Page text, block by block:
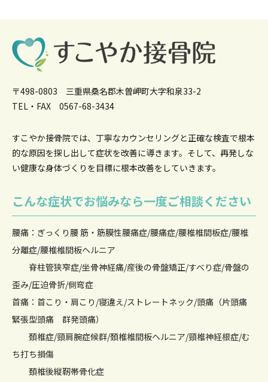
〒498-0803 三重県桑名郡木曽岬町大字和泉33-2
TEL・FAX 0567-68-3434
すこやか接骨院では、丁寧なカウンセリングと正確な検査で根本
的な原因を探し出して症状を改善に導きます。そして、再発しな
い健康な身体づくりを目標に根本改善をしていきます。
こんな症状でお悩みなら一度ご相談ください
腰痛：ぎっくり腰 筋・筋膜性腰痛症/腰痛症/腰椎椎間板症/腰椎
分離症/腰椎椎間板ヘルニア
脊柱管狭窄症/坐骨神経痛/産後の骨盤矯正/すべり症/骨盤の
歪み/圧迫骨折/側弯症
首痛：首こり・肩こり/寝違え/ストレートネック/頭痛（片頭痛
緊張型頭痛 群発頭痛）
頚椎症/頸肩腕症候群/頚椎椎間板ヘルニア/頸椎神経根症/む
ち打ち損傷
頚椎後縦靭帯骨化症